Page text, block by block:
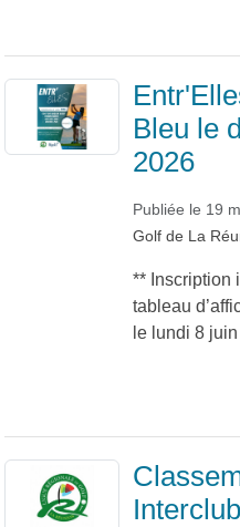
Bleu le
2026
Publiée le 19
Golf de La
** Inscription
tableau
le lundi 8